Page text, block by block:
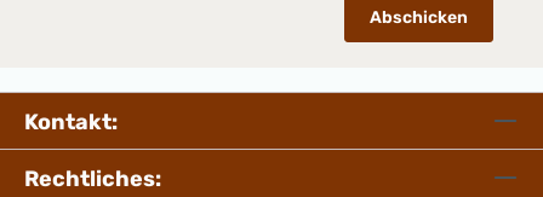
Abschicken
Kontakt:
Rechtliches: